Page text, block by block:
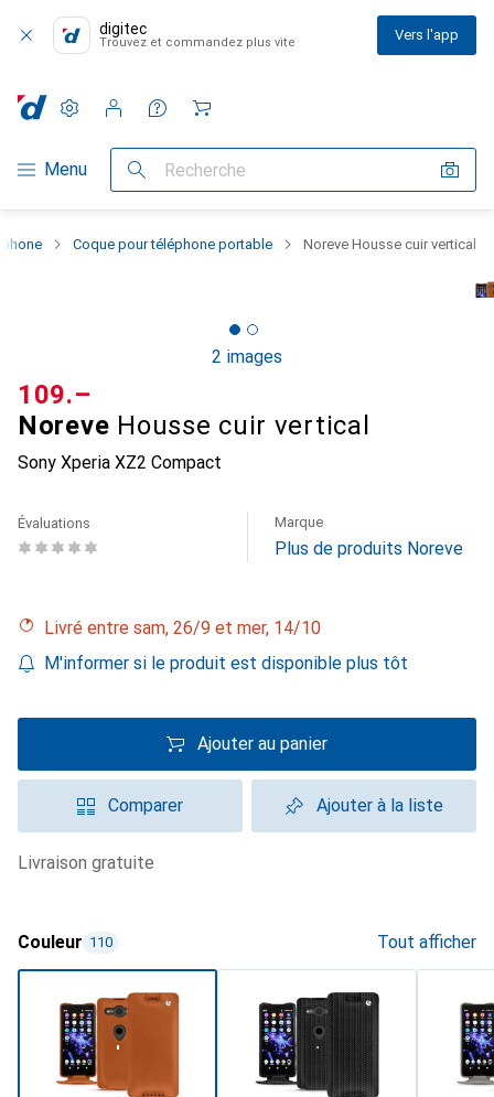
digitec
Trouvez et commandez plus vite Vers l'app
Navigation par catégorie
Menu Recherche
Paramètres
Compte client
Listes de comparaison
Listes d'envies
Panier
Coque pour téléphone portable Noreve Housse cuir vertical
2 images
Noreve Housse cuir vertical
Sony Xperia XZ2 Compact
CHF
109.–
Évaluations Marque
Plus de produits Noreve
Livré entre sam, 26/9 et mer, 14/10
M'informer si le produit est disponible plus tôt
Ajouter au panier
Comparer Ajouter à la liste
livraison gratuite
Couleur 110 Tout afficher